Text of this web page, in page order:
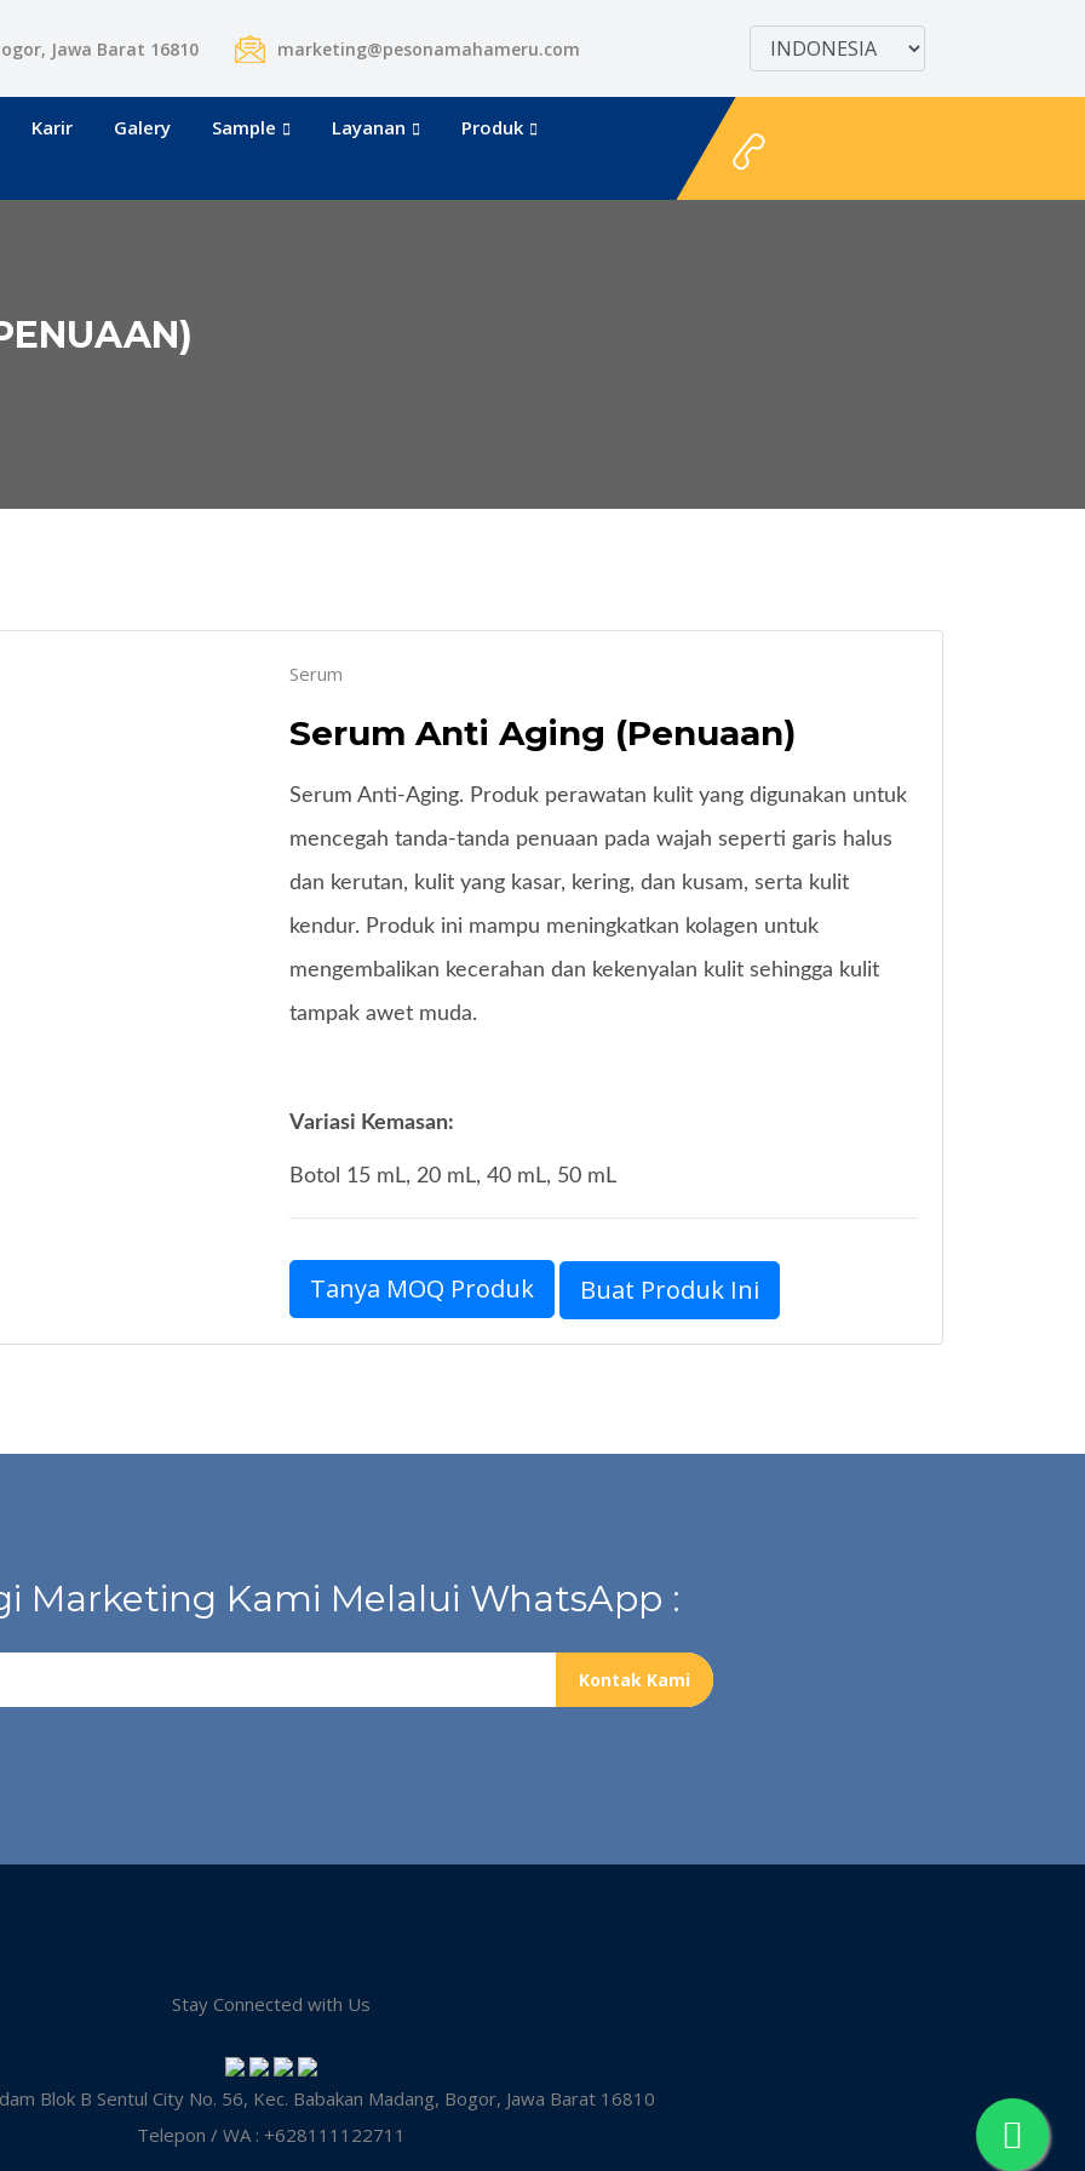
Jawa Barat 16810 marketing@pesonamahameru.com
Karir Galery Sample Layanan
Produk
Serum
Serum Anti Aging (Penuaan)
Serum Anti-Aging. Produk perawatan kulit yang digunakan untuk
mencegah tanda-tanda penuaan pada wajah seperti garis halus
dan kerutan, kulit yang kasar, kering, dan kusam, serta kulit
kendur. Produk ini mampu meningkatkan kolagen untuk
mengembalikan kecerahan dan kekenyalan kulit sehingga kulit
tampak awet muda.
Variasi Kemasan:
Botol 15 mL, 20 mL, 40 mL, 50 mL
Tanya MOQ Produk Buat Produk Ini
Marketing Kami Melalui WhatsApp :
Kontak Kami
Stay Connected with Us
Blok B Sentul City No. 56, Kec. Babakan Madang, Bogor, Jawa Barat 16810
Telepon / WA : +628111122711